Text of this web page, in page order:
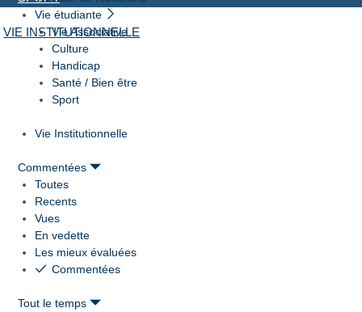
VIE INSTITUTIONNELLE
Vie étudiante
Vie Associative
Culture
Handicap
Santé / Bien être
Sport
Vie Institutionnelle
Commentées
Toutes
Recents
Vues
En vedette
Les mieux évaluées
Commentées
Tout le temps